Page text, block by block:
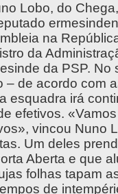
Lobo, do
na
da
da PSP.
– de acordo com
esquadra irá
efetivos.
vincou Nuno
Um deles
Aberta e que
folhas tapam
de